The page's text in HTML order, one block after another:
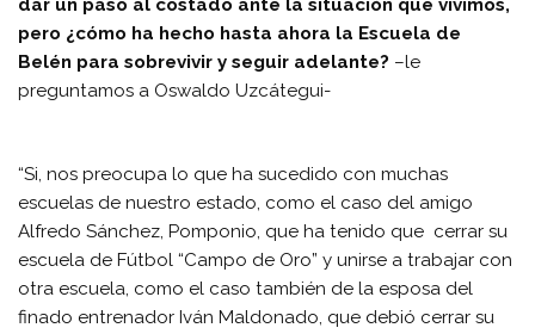
dar un paso al costado ante la situación que vivimos,
pero ¿cómo ha hecho hasta ahora la Escuela de
Belén para sobrevivir y seguir adelante? –le
preguntamos a Oswaldo Uzcátegui-
“Si, nos preocupa lo que ha sucedido con muchas
escuelas de nuestro estado, como el caso del amigo
Alfredo Sánchez, Pomponio, que ha tenido que cerrar su
escuela de Fútbol “Campo de Oro” y unirse a trabajar con
otra escuela, como el caso también de la esposa del
finado entrenador Iván Maldonado, que debió cerrar su